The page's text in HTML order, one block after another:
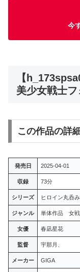
今
【
美少女戦士
この作品の詳
発売日 2025-04-01
収録 73分
シリーズ ヒロイン丸呑
ジャンル 単体作品 女
女優 春凪星花
監督 宇那月、
メーカー GIGA